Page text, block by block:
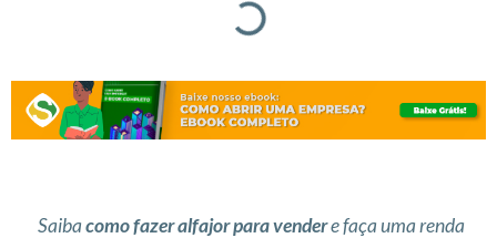
Saibacomo fazer alfajor para vendere faça uma renda